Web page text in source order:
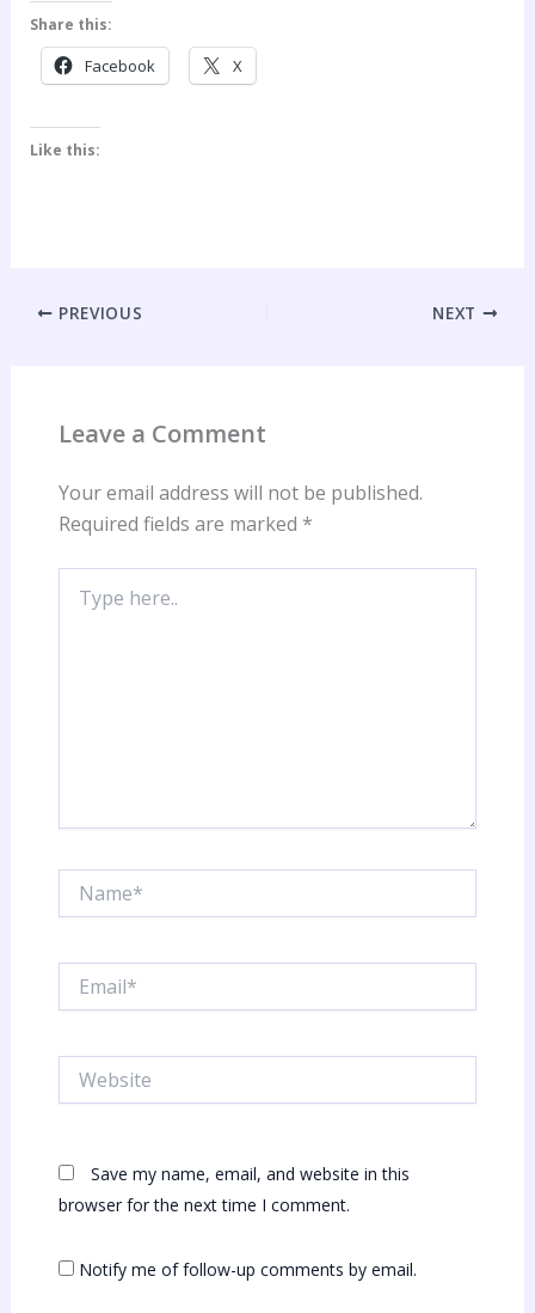
Share this:
Facebook X
Like this:
PREVIOUS NEXT
Leave a Comment
Your email address will not be published.
Required fields are marked *
here..
Save my name, email, and website in this
browser for the next time I comment.
Notify me of follow-up comments by email.